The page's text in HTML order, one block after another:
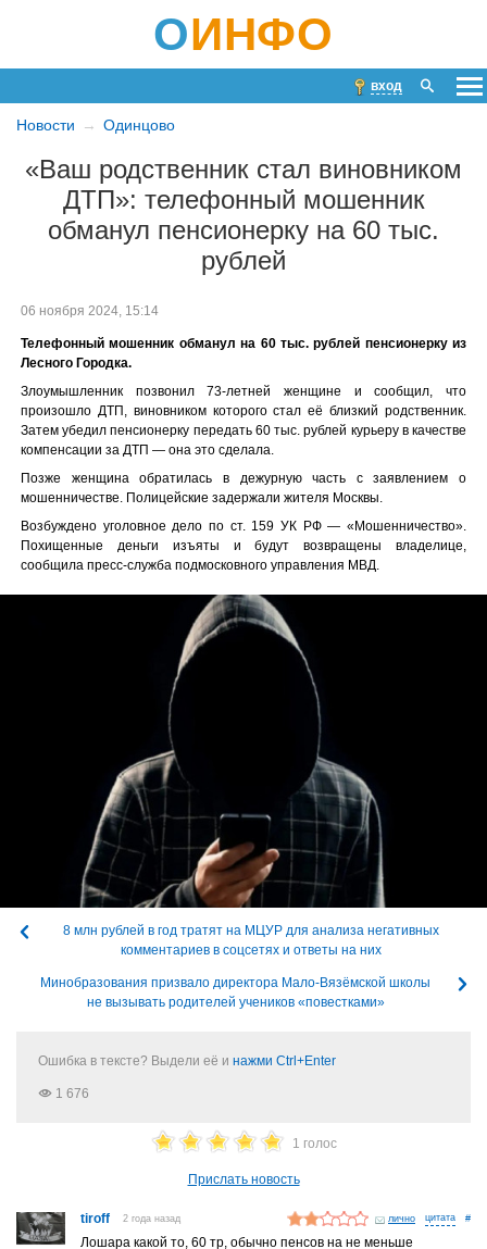
ОИНФО
вход
Новости Одинцово
«Ваш родственник стал виновником
ДТП»: телефонный мошенник
обманул пенсионерку на 60 тыс.
рублей
06 ноября 2024, 15:14
Телефонный мошенник обманул на 60 тыс. рублей пенсионерку из
Лесного Городка.
Злоумышленник позвонил 73-летней женщине и сообщил, что
произошло ДТП, виновником которого стал её близкий родственник.
Затем убедил пенсионерку передать 60 тыс. рублей курьеру в качестве
компенсации за ДТП — она это сделала.
Позже женщина обратилась в дежурную часть с заявлением о
мошенничестве. Полицейские задержали жителя Москвы.
Возбуждено уголовное дело по ст. 159 УК РФ — «Мошенничество».
Похищенные деньги изъяты и будут возвращены владелице,
сообщила пресс-служба подмосковного управления МВД.
8 млн рублей в год тратят на МЦУР для анализа негативных
комментариев в соцсетях и ответы на них
Минобразования призвало директора Мало-Вязёмской школы
не вызывать родителей учеников «повестками»
Ошибка в тексте? Выдели её и нажми Ctrl+Enter
1 676
1 голос
Прислать новость
tiroff 2 года назад лично #
Лошара какой то, 60 тр, обычно пенсов на не меньше